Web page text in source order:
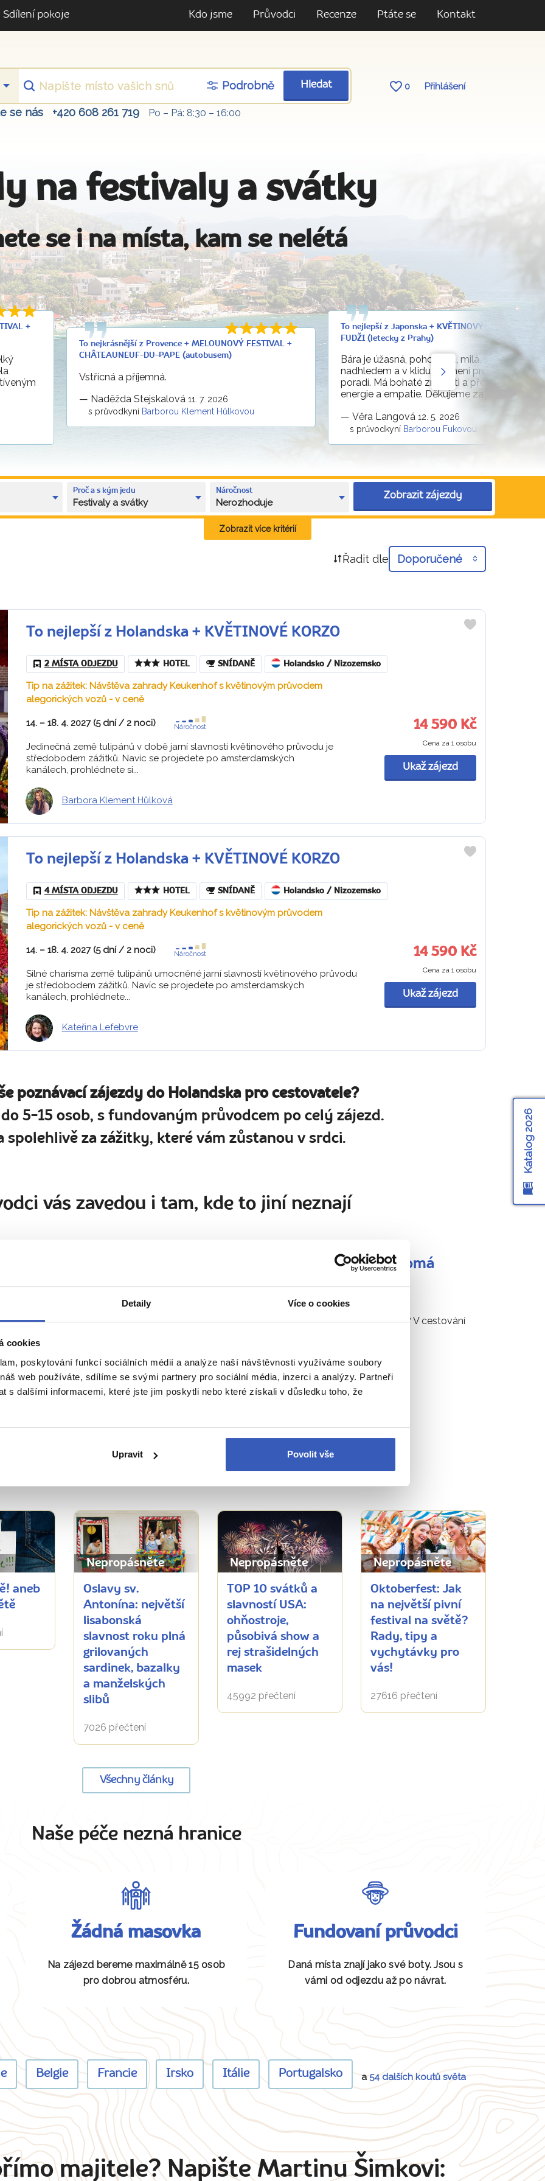
Detaily Více o cookies
cookies
poskytování funkcí sociálních médií a analýze naší návštěvnosti využíváme soubory
web používáte, sdílíme se svými partnery pro sociální média, inzerci a analýzy. Partneři
s dalšími informacemi, které jste jim poskytli nebo které získali v důsledku toho, že
Upravit Povolit vše
Sdílení pokoje Kdo jsme Průvodci Recenze Ptáte se Kontakt
Podrobně Hledat 0 Přihlášení
se nás +420 608 261 719 Po – Pá: 8:30 – 16:00
na festivaly a svátky
se i na místa, kam se nelétá
+
To nejkrásnější z Provence + MELOUNOVÝ FESTIVAL +
CHÂTEAUNEUF-DU-PAPE (autobusem)
Vstřícná a příjemná.
— Naděžda Stejskalová 11. 7. 2026
s průvodkyní Barborou Klement Hůlkovou
To nejlepší z Japonska + KVĚTINOVÝ FESTIVAL U
FUDŽI (letecky z Prahy)
Bára je úžasná, pohodová, milá, vše řeší s
nadhledem a v klidu. Nic není problém, se
poradí. Má bohaté znalosti a přehled, spoustu
energie a empatie. Děkujeme za krásný
— Věra Langová 12. 5. 2026
s průvodkyní Barborou Fukovou
Proč a s kým jedu
Festivaly a svátky
Náročnost
Nerozhoduje
Zobrazit zájezdy
Zobrazit více kritérií
Řadit dle Doporučené
To nejlepší z Holandska + KVĚTINOVÉ KORZO
2 MÍSTA ODJEZDU HOTEL SNÍDANĚ Holandsko / Nizozemsko
Tip na zážitek: Návštěva zahrady Keukenhof s květinovým průvodem
alegorických vozů - v ceně
14. – 18. 4. 2027 (5 dní / 2 noci) Náročnost
Jedinečná země tulipánů v době jarní slavnosti květinového průvodu je
středobodem zážitků. Navíc se projedete po amsterdamských
kanálech, prohlédnete si...
Barbora Klement Hůlková
14 590 Kč
Cena za 1 osobu
Ukaž zájezd
To nejlepší z Holandska + KVĚTINOVÉ KORZO
4 MÍSTA ODJEZDU HOTEL SNÍDANĚ Holandsko / Nizozemsko
Tip na zážitek: Návštěva zahrady Keukenhof s květinovým průvodem
alegorických vozů - v ceně
14. – 18. 4. 2027 (5 dní / 2 noci) Náročnost
Silné charisma země tulipánů umocněné jarní slavností květinového průvodu
je středobodem zážitků. Navíc se projedete po amsterdamských
kanálech, prohlédnete...
Kateřina Lefebvre
14 590 Kč
Cena za 1 osobu
Ukaž zájezd
poznávací zájezdy do Holandska pro cestovatele?
5-15 osob, s fundovaným průvodcem po celý zájezd.
spolehlivě za zážitky, které vám zůstanou v srdci.
vás zavedou i tam, kde to jiní neznají
Hůlková
se mnou to radostné očekávání
zážitků."
Simona Chromá
„Stereotyp a nuda? V cestování
- přímo od našich průvodců
aneb
Nepropásněte
Oslavy sv.
Antonína: největší
lisabonská
slavnost roku plná
grilovaných
sardinek, bazalky
a manželských
slibů
7026 přečtení
Nepropásněte
TOP 10 svátků a
slavností USA:
ohňostroje,
působivá show a
rej strašidelných
masek
45992 přečtení
Nepropásněte
Oktoberfest: Jak
na největší pivní
festival na světě?
Rady, tipy a
vychytávky pro
vás!
27616 přečtení
Všechny články
Naše péče nezná hranice
Žádná masovka
Na zájezd bereme maximálně 15 osob
pro dobrou atmosféru.
Fundovaní průvodci
Daná místa znají jako své boty. Jsou s
vámi od odjezdu až po návrat.
Belgie Francie Irsko Itálie Portugalsko a54 dalších koutů světa
majitele? Napište Martinu Šimkovi:
Katalog 2026